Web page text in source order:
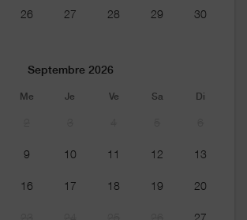
26 27 28 29 30
Septembre 2026
Me Je Ve Sa Di
9 10 11 12 13
16 17 18 19 20